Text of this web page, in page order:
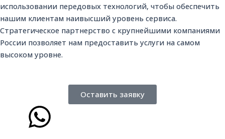
использовании передовых технологий, чтобы обеспечить
нашим клиентам наивысший уровень сервиса.
Стратегическое партнерство с крупнейшими компаниями
России позволяет нам предоставить услуги на самом
высоком уровне.
Оставить заявку
W